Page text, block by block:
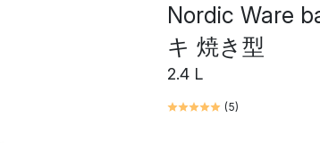
Nordic Ware
キ 焼き型
2.4 L
(5)